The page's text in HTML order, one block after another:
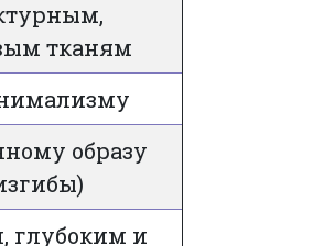
тканям
образу
глубоким и